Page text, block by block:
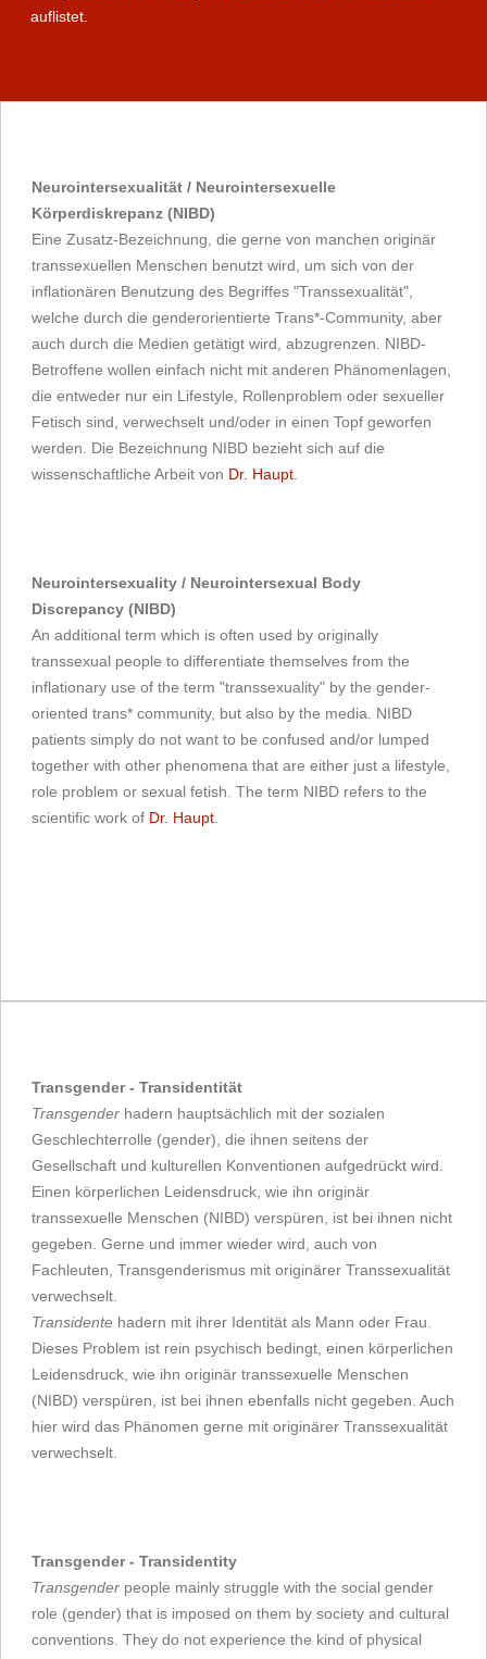
auflistet.
Neurointersexualität / Neurointersexuelle
Körperdiskrepanz (NIBD)
Eine Zusatz-Bezeichnung, die gerne von manchen originär
transsexuellen Menschen benutzt wird, um sich von der
inflationären Benutzung des Begriffes "Transsexualität",
welche durch die genderorientierte Trans*-Community, aber
auch durch die Medien getätigt wird, abzugrenzen. NIBD-
Betroffene wollen einfach nicht mit anderen Phänomenlagen,
die entweder nur ein Lifestyle, Rollenproblem oder sexueller
Fetisch sind, verwechselt und/oder in einen Topf geworfen
werden. Die Bezeichnung NIBD bezieht sich auf die
wissenschaftliche Arbeit von Dr. Haupt
Neurointersexuality / Neurointersexual Body
Discrepancy (NIBD)
An additional term which is often used by originally
transsexual people to differentiate themselves from the
inflationary use of the term "transsexuality" by the gender-
oriented trans* community, but also by the media. NIBD
patients simply do not want to be confused and/or lumped
together with other phenomena that are either just a lifestyle,
role problem or sexual fetish. The term NIBD refers to the
scientific work of Dr. Haupt
Transgender - Transidentität
Transgender hadern hauptsächlich mit der sozialen
Geschlechterrolle (gender), die ihnen seitens der
Gesellschaft und kulturellen Konventionen aufgedrückt wird.
Einen körperlichen Leidensdruck, wie ihn originär
transsexuelle Menschen (NIBD) verspüren, ist bei ihnen nicht
gegeben. Gerne und immer wieder wird, auch von
Fachleuten, Transgenderismus mit originärer Transsexualität
verwechselt.
Transidente hadern mit ihrer Identität als Mann oder Frau.
Dieses Problem ist rein psychisch bedingt, einen körperlichen
Leidensdruck, wie ihn originär transsexuelle Menschen
(NIBD) verspüren, ist bei ihnen ebenfalls nicht gegeben. Auch
hier wird das Phänomen gerne mit originärer Transsexualität
verwechselt.
Transgender - Transidentity
Transgender people mainly struggle with the social gender
role (gender) that is imposed on them by society and cultural
conventions. They do not experience the kind of physical